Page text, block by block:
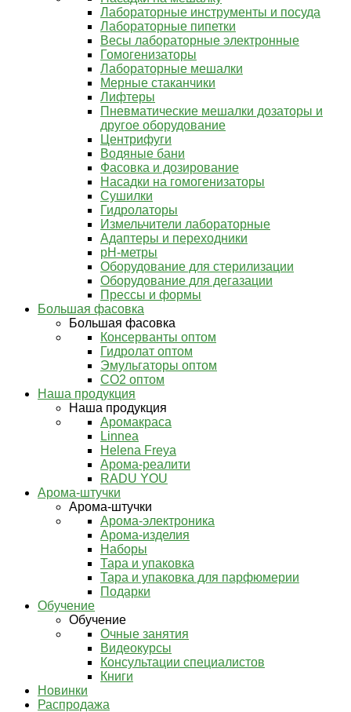
Лабораторные инструменты и посуда
Лабораторные пипетки
Весы лабораторные электронные
Гомогенизаторы
Лабораторные мешалки
Мерные стаканчики
Лифтеры
Пневматические мешалки дозаторы и
другое оборудование
Центрифуги
Водяные бани
Фасовка и дозирование
Насадки на гомогенизаторы
Сушилки
Гидролаторы
Измельчители лабораторные
Адаптеры и переходники
pH-метры
Оборудование для стерилизации
Оборудование для дегазации
Прессы и формы
Большая фасовка
Большая фасовка
Консерванты оптом
Гидролат оптом
Эмульгаторы оптом
СО2 оптом
Наша продукция
Наша продукция
Аромакраса
Linnea
Helena Freya
Арома-реалити
RADU YOU
Арома-штучки
Арома-штучки
Арома-электроника
Арома-изделия
Наборы
Тара и упаковка
Тара и упаковка для парфюмерии
Подарки
Обучение
Обучение
Очные занятия
Видеокурсы
Консультации специалистов
Книги
Новинки
Распродажа